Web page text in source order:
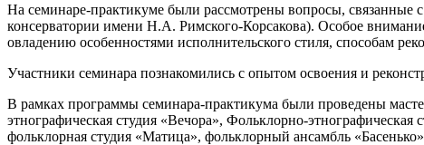
На семинаре-практикуме были рассмотрены вопросы, связанные
консерватории имени Н.А. Римского-Корсакова). Особое
овладению особенностями исполнительского стиля, способам
Участники семинара познакомились с опытом освоения и
В рамках программы семинара-практикума были проведены
этнографическая студия «Вечора», Фольклорно-
фольклорная студия «Матица», фольклорный ансамбль